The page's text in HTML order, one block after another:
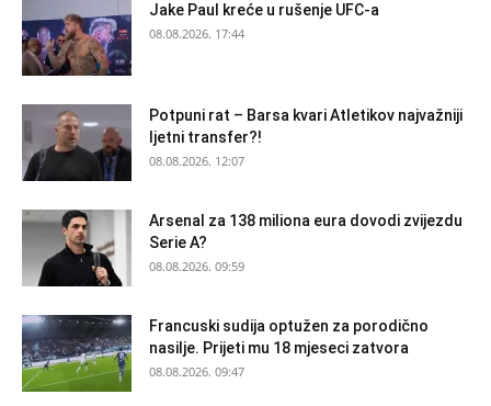
Jake Paul kreće u rušenje UFC-a
08.08.2026. 17:44
Potpuni rat – Barsa kvari Atletikov najvažniji
ljetni transfer?!
08.08.2026. 12:07
Arsenal za 138 miliona eura dovodi zvijezdu
Serie A?
08.08.2026. 09:59
Francuski sudija optužen za porodično
nasilje. Prijeti mu 18 mjeseci zatvora
08.08.2026. 09:47